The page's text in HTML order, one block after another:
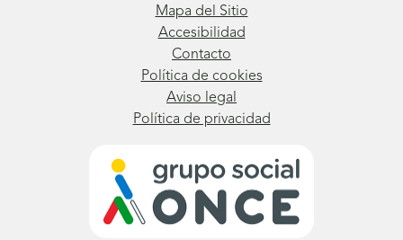
Mapa del Sitio
Accesibilidad
Contacto
Política de cookies
Aviso legal
Política de privacidad